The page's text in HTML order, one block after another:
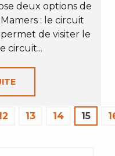
deux options de
: le circuit
de visiter le
circuit...
13 14 15